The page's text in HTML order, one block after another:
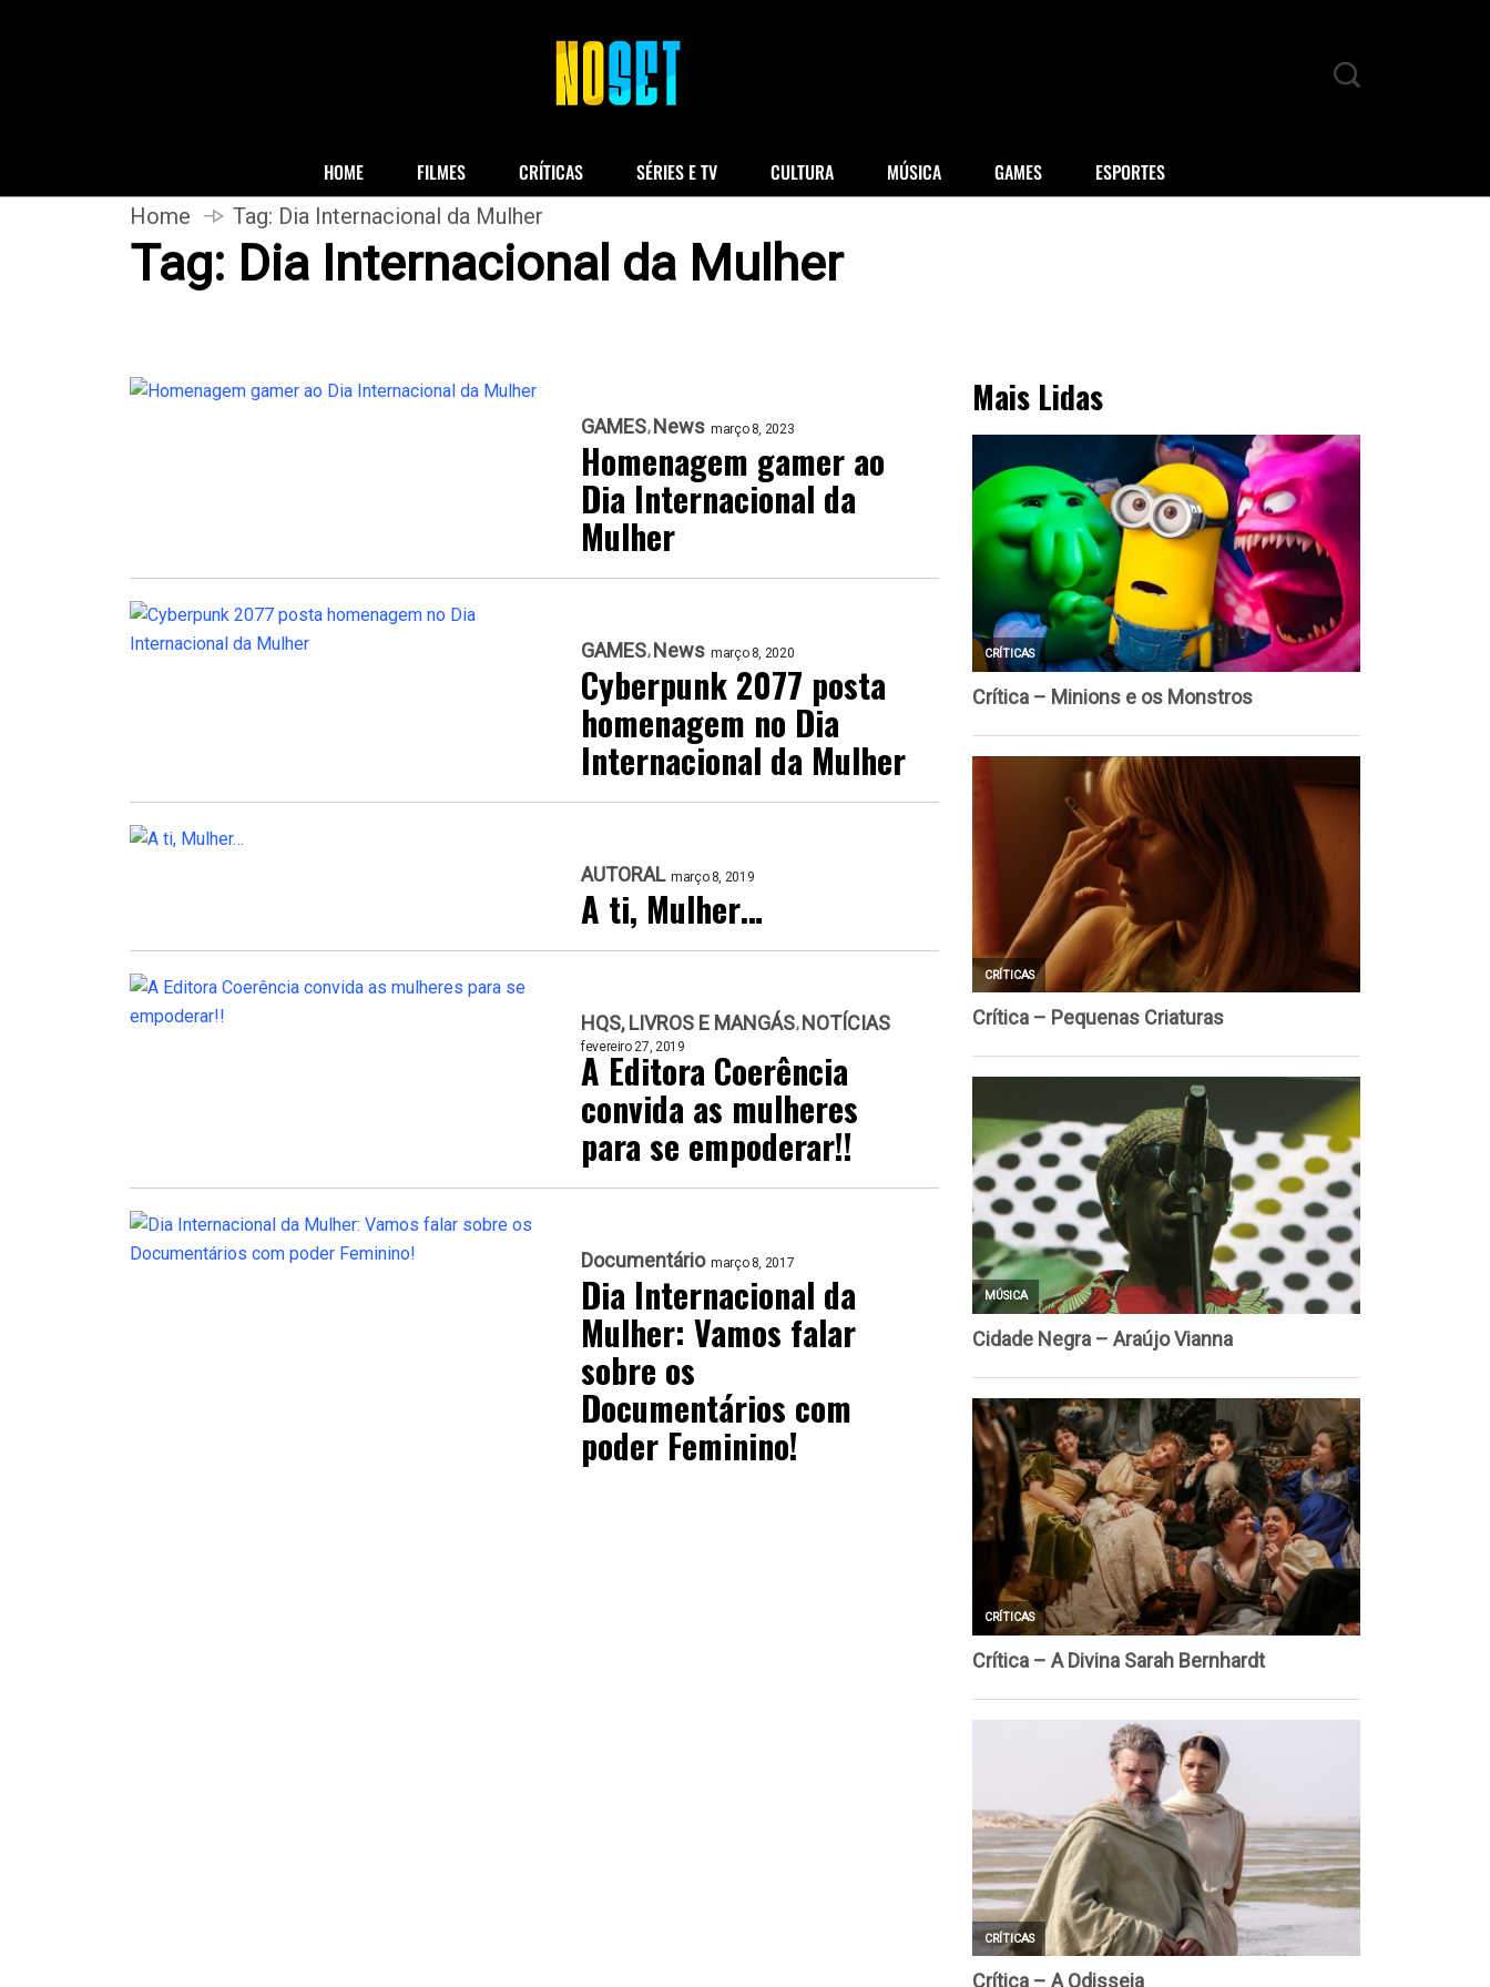
HOME FILMES CRÍTICAS SÉRIES E TV CULTURA MÚSICA GAMES
ESPORTES
Home
Tag: Dia Internacional da Mulher
Tag: Dia Internacional da Mulher
GAMES News março 8, 2023
Homenagem gamer ao
Dia Internacional da
Mulher
GAMES News março 8, 2020
Cyberpunk 2077 posta
homenagem no Dia
Internacional da Mulher
AUTORAL março 8, 2019
A ti, Mulher…
HQS, LIVROS E MANGÁS NOTÍCIAS
fevereiro 27, 2019
A Editora Coerência
convida as mulheres
para se empoderar!!
Documentário março 8, 2017
Dia Internacional da
Mulher: Vamos falar
sobre os
Documentários com
poder Feminino!
Mais Lidas